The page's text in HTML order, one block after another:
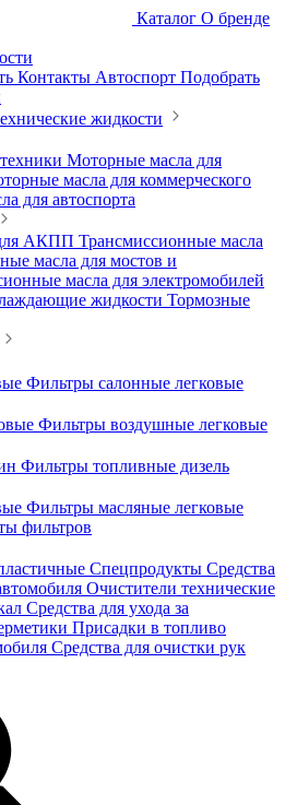
Каталог О бренде
Контакты Автоспорт Подобрать
жидкости
Моторные масла для
масла для коммерческого
для автоспорта
АКПП Трансмиссионные масла
масла для мостов и
масла для электромобилей
жидкости Тормозные
Фильтры салонные легковые
Фильтры воздушные легковые
Фильтры топливные дизель
Фильтры масляные легковые
фильтров
Спецпродукты Средства
Очистители технические
Средства для ухода за
Присадки в топливо
Средства для очистки рук